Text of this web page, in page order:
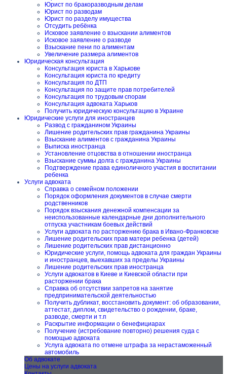
Юрист по бракоразводным делам
Юрист по разводам
Юрист по разделу имущества
Отсудить ребёнка
Исковое заявление о взыскании алиментов
Исковое заявление о разводе
Взыскание пени по алиментам
Увеличение размера алиментов
Юридическая консультация
Консультация юриста в Харькове
Консультация юриста по кредиту
Консультация по ДТП
Консультация по защите прав потребителей
Консультация по трудовым спорам
Консультация адвоката Харьков
Получить юридическую консультацию в Украине
Юридические услуги для иностранцев
Развод с гражданином Украины
Лишение родительских прав гражданина Украины
Взыскание алиментов с гражданина Украины
Выписка иностранца
Установление отцовства в отношении иностранца
Взыскание суммы долга с гражданина Украины
Подтверждение права единоличного участия в воспитании
ребенка
Услуги адвоката
Справка о семейном положении
Порядок оформления документов в случае смерти
родственников
Порядок взыскания денежной компенсации за
неиспользованные календарные дни дополнительного
отпуска участникам боевых действий
Услуги адвоката по расторжению брака в Ивано-Франковске
Лишение родительских прав матери ребенка (детей)
Лишение родительских прав дистанционно
Юридические услуги, помощь адвоката для граждан Украины
и иностранцев, выехавших за пределы Украины
Лишение родительских прав иностранца
Услуги адвокатов в Киеве и Киевской области при
расторжении брака
Справка об отсутствии запретов на занятие
предпринимательской деятельностью
Получить дубликат, восстановить документ: об образовании,
аттестат, диплом, свидетельство о рождении, браке,
разводе, смерти и т.п
Раскрытие информации о бенефициарах
Получение (истребование повторно) решения суда с
помощью адвоката
Услуга адвоката по отмене штрафа за нерастаможенный
автомобиль
Об адвокате
Цены на услуги адвоката